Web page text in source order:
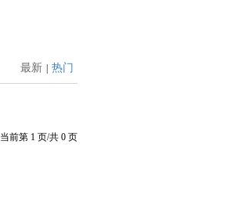
最新 热门
当前第 1 页/共 0 页